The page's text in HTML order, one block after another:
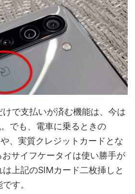
けで支払いが済む機能は、今は
でも、電車に乗るときの
、実質クレジットカードとな
サイフケータイは使い勝手が
上記のSIMカード二枚挿しと
す。